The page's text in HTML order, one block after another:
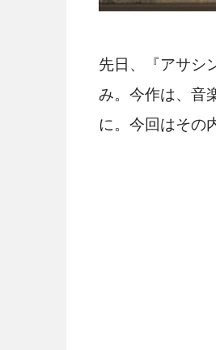
先日、『アサシ
み。今作は、音
に。今回はその